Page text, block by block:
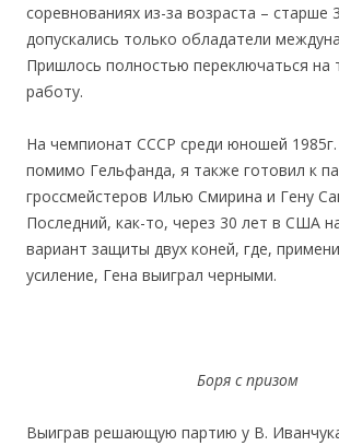
соревнованиях из-за возраста – старше
допускались только обладатели
Пришлось полностью переключаться на
работу.
На чемпионат СССР среди юношей
помимо Гельфанда, я также готовил к
гроссмейстеров Илью Смирина и Гену
Последний, как-то, через 30 лет в США
вариант защиты двух коней, где,
усиление, Гена выиграл черными.
Боря с призом
Выиграв решающую партию у В.